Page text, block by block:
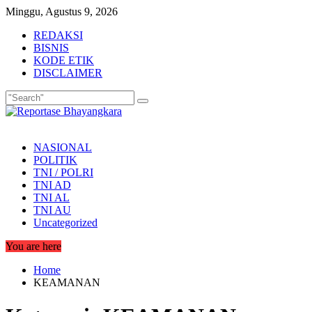
Skip
content
Minggu, Agustus 9, 2026
REDAKSI
BISNIS
KODE ETIK
DISCLAIMER
NASIONAL
POLITIK
TNI / POLRI
TNI AD
TNI AL
TNI AU
Uncategorized
You are here
Home
KEAMANAN